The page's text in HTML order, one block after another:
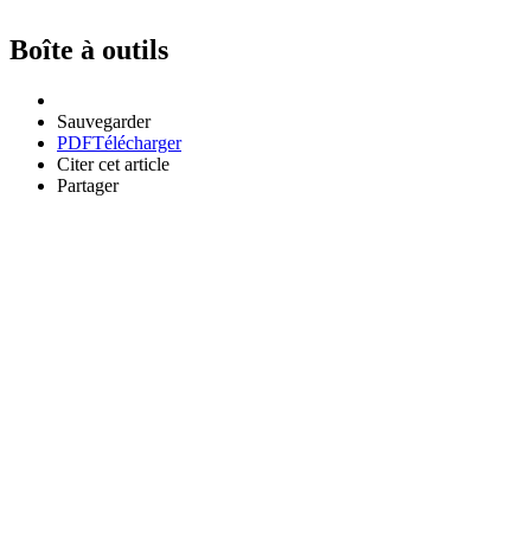
Boîte à outils
Sauvegarder
PDFTélécharger
Citer cet article
Partager